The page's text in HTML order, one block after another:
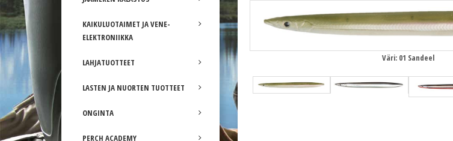
KAIKULUOTAIMET JA VENE-
ELEKTRONIIKKA
LAHJATUOTTEET
LASTEN JA NUORTEN TUOTTEET
ONGINTA
PERCH ACADEMY
Väri: 12 Matt White Tobis
Väri: 01 Sandeel